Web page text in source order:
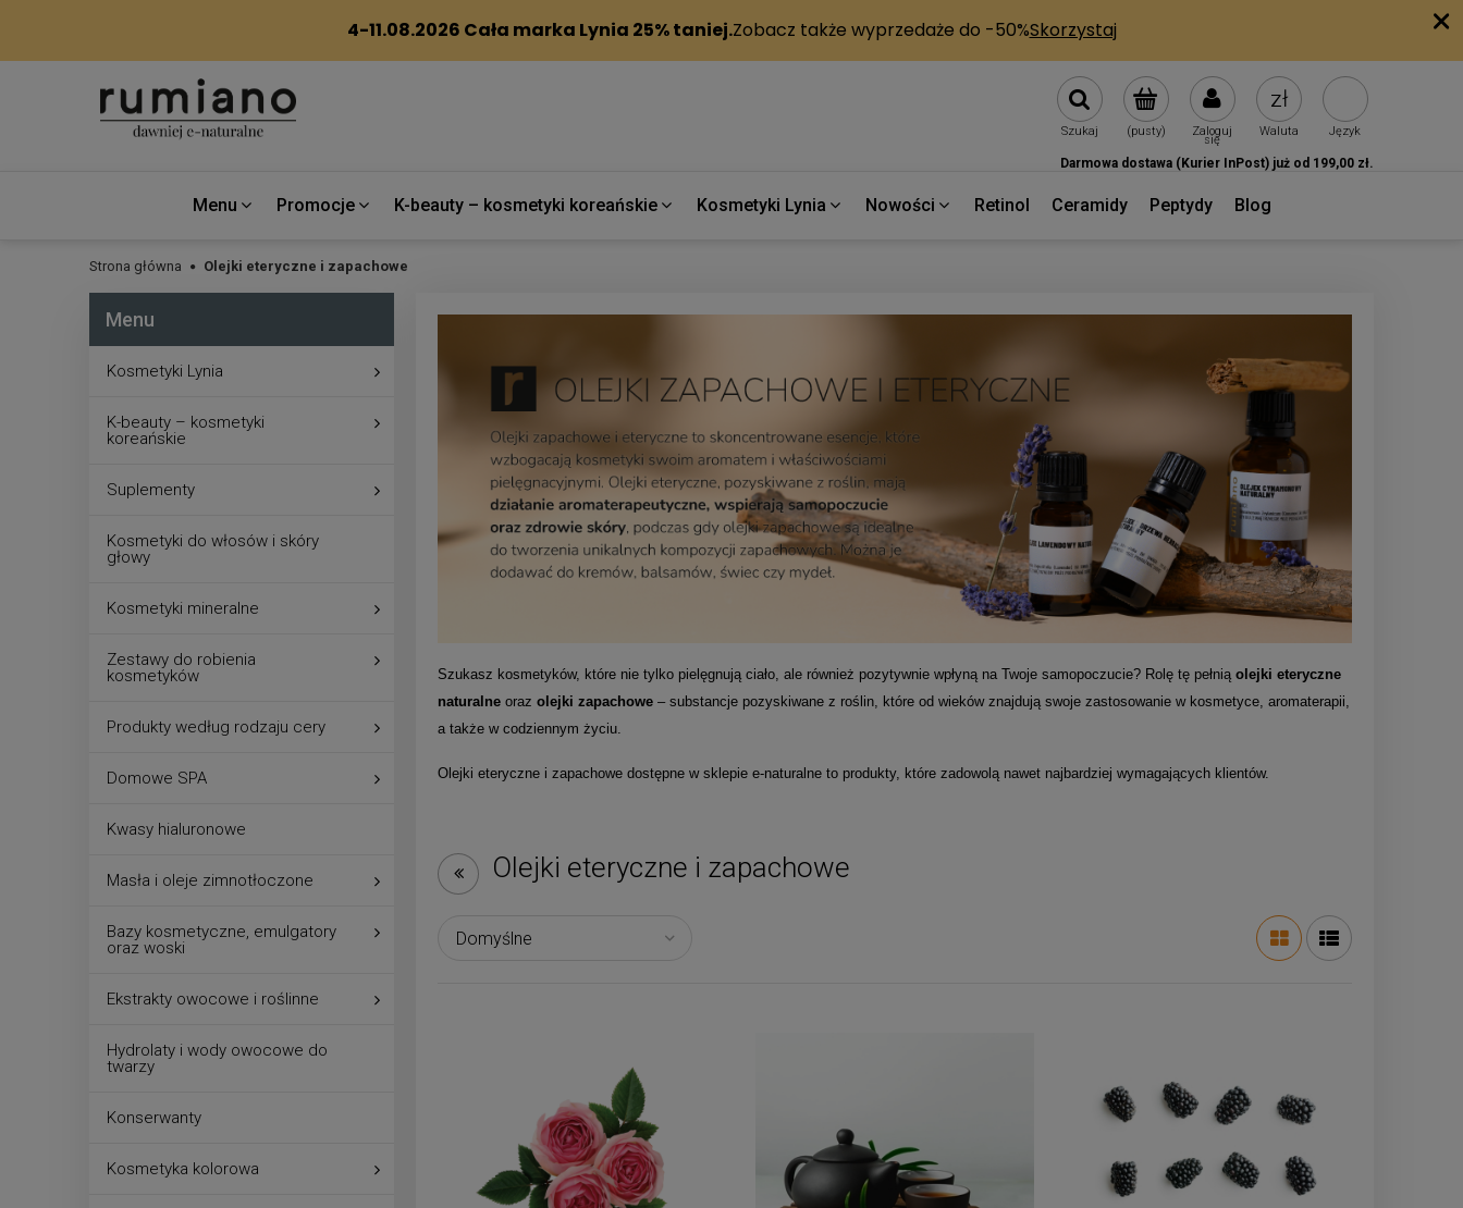
(pusty) Zaloguj
się
Szukaj Waluta Język
Darmowa dostawa (Kurier InPost) już od 199,00 zł.
Menu Promocje K-beauty – kosmetyki koreańskie Kosmetyki Lynia Nowości Retinol Ceramidy Peptydy Blog
Strona główna Olejki eteryczne i zapachowe
Menu
Kosmetyki Lynia
K-beauty – kosmetyki
koreańskie
Suplementy
Kosmetyki do włosów i skóry
głowy
Kosmetyki mineralne
Zestawy do robienia
kosmetyków
Produkty według rodzaju cery
Domowe SPA
Kwasy hialuronowe
Masła i oleje zimnotłoczone
Bazy kosmetyczne, emulgatory
oraz woski
Ekstrakty owocowe i roślinne
Hydrolaty i wody owocowe do
twarzy
Konserwanty
Kosmetyka kolorowa
Szukasz kosmetyków, które nie tylko pielęgnują ciało, ale również pozytywnie wpłyną na Twoje samopoczucie? Rolę tę pełnią olejki eteryczne
naturalne oraz olejki zapachowe – substancje pozyskiwane z roślin, które od wieków znajdują swoje zastosowanie w kosmetyce, aromaterapii,
a także w codziennym życiu.
Olejki eteryczne i zapachowe dostępne w sklepie e-naturalne to produkty, które zadowolą nawet najbardziej wymagających klientów.
Olejki eteryczne i zapachowe